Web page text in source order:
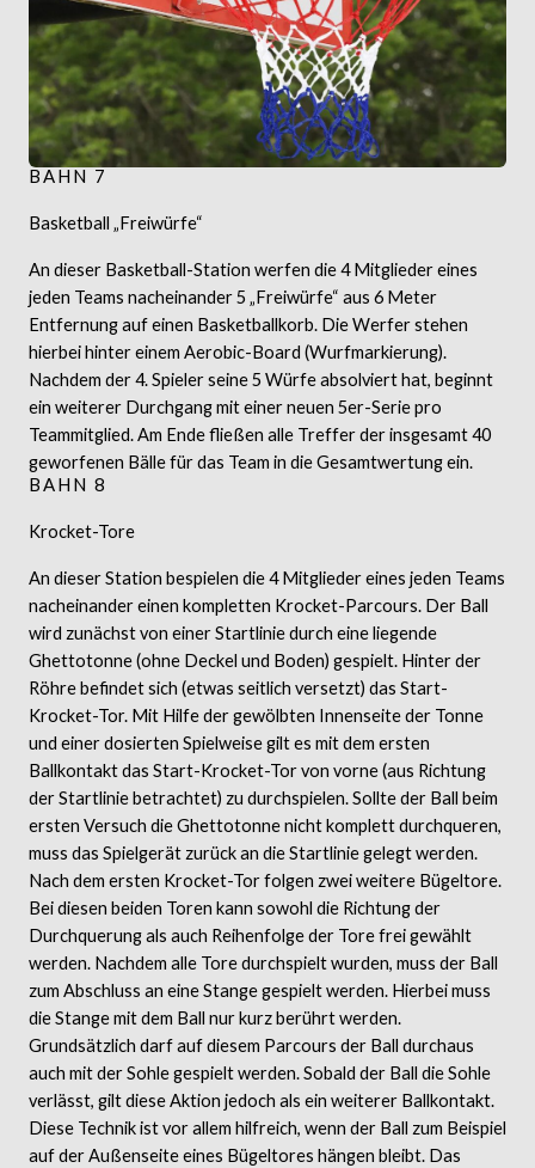
BAHN 7
Basketball „Freiwürfe“
An dieser Basketball-Station werfen die 4 Mitglieder eines
jeden Teams nacheinander 5 „Freiwürfe“ aus 6 Meter
Entfernung auf einen Basketballkorb. Die Werfer stehen
hierbei hinter einem Aerobic-Board (Wurfmarkierung).
Nachdem der 4. Spieler seine 5 Würfe absolviert hat, beginnt
ein weiterer Durchgang mit einer neuen 5er-Serie pro
Teammitglied. Am Ende fließen alle Treffer der insgesamt 40
geworfenen Bälle für das Team in die Gesamtwertung ein.
BAHN 8
Krocket-Tore
An dieser Station bespielen die 4 Mitglieder eines jeden Teams
nacheinander einen kompletten Krocket-Parcours. Der Ball
wird zunächst von einer Startlinie durch eine liegende
Ghettotonne (ohne Deckel und Boden) gespielt. Hinter der
Röhre befindet sich (etwas seitlich versetzt) das Start-
Krocket-Tor. Mit Hilfe der gewölbten Innenseite der Tonne
und einer dosierten Spielweise gilt es mit dem ersten
Ballkontakt das Start-Krocket-Tor von vorne (aus Richtung
der Startlinie betrachtet) zu durchspielen. Sollte der Ball beim
ersten Versuch die Ghettotonne nicht komplett durchqueren,
muss das Spielgerät zurück an die Startlinie gelegt werden.
Nach dem ersten Krocket-Tor folgen zwei weitere Bügeltore.
Bei diesen beiden Toren kann sowohl die Richtung der
Durchquerung als auch Reihenfolge der Tore frei gewählt
werden. Nachdem alle Tore durchspielt wurden, muss der Ball
zum Abschluss an eine Stange gespielt werden. Hierbei muss
die Stange mit dem Ball nur kurz berührt werden.
Grundsätzlich darf auf diesem Parcours der Ball durchaus
auch mit der Sohle gespielt werden. Sobald der Ball die Sohle
verlässt, gilt diese Aktion jedoch als ein weiterer Ballkontakt.
Diese Technik ist vor allem hilfreich, wenn der Ball zum Beispiel
auf der Außenseite eines Bügeltores hängen bleibt. Das